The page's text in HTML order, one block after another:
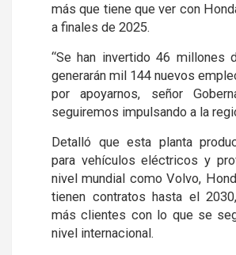
más que tiene que ver con
a finales de 2025.
“Se han invertido 46
generarán mil 144 nuevos
por apoyarnos, señor
seguiremos impulsando a la
Detalló que esta planta
para vehículos eléctricos y
nivel mundial como Volvo,
tienen contratos hasta el
más clientes con lo que se
nivel internacional.